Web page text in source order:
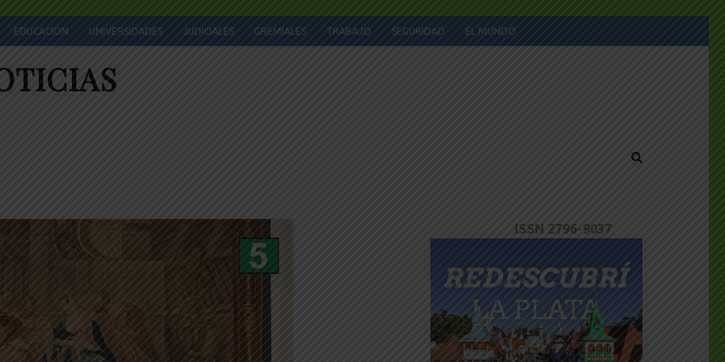
EDUCACIÓN UNIVERSIDADES JUDICIALES GREMIALES TRABAJO SEGURIDAD EL MUNDO
ISSN 2796-9037